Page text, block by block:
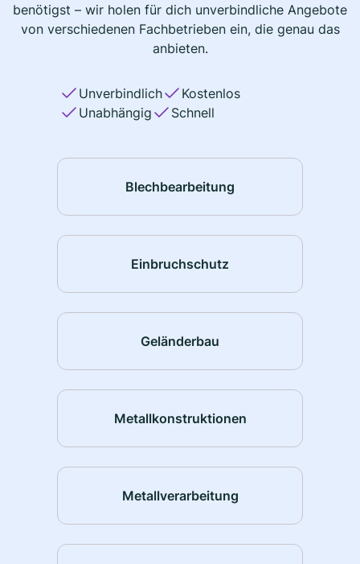
benötigst – wir holen für dich unverbindliche Angebote
von verschiedenen Fachbetrieben ein, die genau das
anbieten.
Unverbindlich
Kostenlos
Unabhängig
Schnell
Blechbearbeitung
Einbruchschutz
Geländerbau
Metallkonstruktionen
Metallverarbeitung